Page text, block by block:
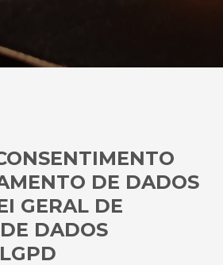
DE DADOS
GERAL DE
DADOS